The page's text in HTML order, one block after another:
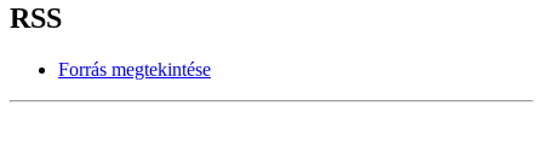
RSS
Forrás megtekintése